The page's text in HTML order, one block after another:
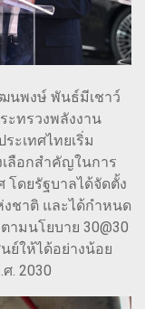
นพงษ์ พันธ์มีเชาว์
ะทรวงพลังงาน
ะเทศไทยเริ่ม
ลือกสำคัญในการ
โดยรัฐบาลได้จัดตั้ง
ชาติ และได้กำหนด
ามนโยบาย 30@30
ย์ให้ได้อย่างน้อย
. 2030